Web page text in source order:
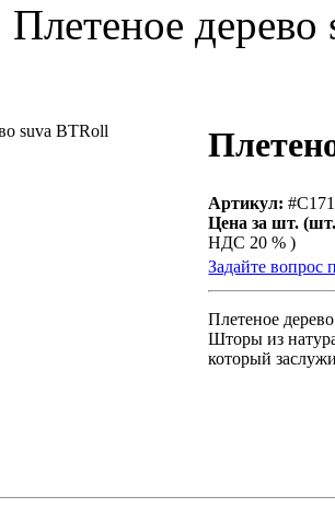
Плетеное
Артикул:#С171
Цена за шт.
НДС 20 % )
Задайте вопрос
Плетеное
Шторы из
который